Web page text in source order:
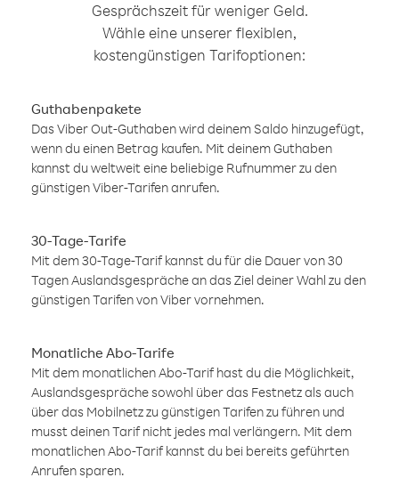
Gesprächszeit für weniger Geld.
Wähle eine unserer flexiblen,
kostengünstigen Tarifoptionen:
Guthabenpakete
Das Viber Out-Guthaben wird deinem Saldo hinzugefügt,
wenn du einen Betrag kaufen. Mit deinem Guthaben
kannst du weltweit eine beliebige Rufnummer zu den
günstigen Viber-Tarifen anrufen.
30-Tage-Tarife
Mit dem 30-Tage-Tarif kannst du für die Dauer von 30
Tagen Auslandsgespräche an das Ziel deiner Wahl zu den
günstigen Tarifen von Viber vornehmen.
Monatliche Abo-Tarife
Mit dem monatlichen Abo-Tarif hast du die Möglichkeit,
Auslandsgespräche sowohl über das Festnetz als auch
über das Mobilnetz zu günstigen Tarifen zu führen und
musst deinen Tarif nicht jedes mal verlängern. Mit dem
monatlichen Abo-Tarif kannst du bei bereits geführten
Anrufen sparen.